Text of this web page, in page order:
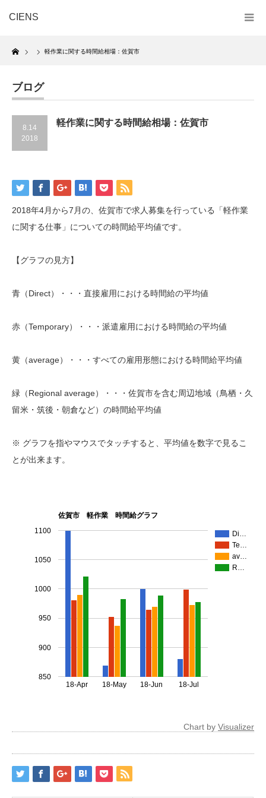
CIENS
Home
軽作業に関する時間給相場：佐賀市
ブログ
8.14
2018
軽作業に関する時間給相場：佐賀市
2018年4月から7月の、佐賀市で求人募集を行っている「軽作業
に関する仕事」についての時間給平均値です。
【グラフの見方】
青（Direct）・・・直接雇用における時間給の平均値
赤（Temporary）・・・派遣雇用における時間給の平均値
黄（average）・・・すべての雇用形態における時間給平均値
緑（Regional average）・・・佐賀市を含む周辺地域（鳥栖・久
留米・筑後・朝倉など）の時間給平均値
※ グラフを指やマウスでタッチすると、平均値を数字で見るこ
とが出来ます。
佐賀市 軽作業 時間給グラフ
Di…
Te…
av…
R…
18-Apr 18-May 18-Jun 18-Jul
850
900
950
1000
1050
1100
Chart by Visualizer